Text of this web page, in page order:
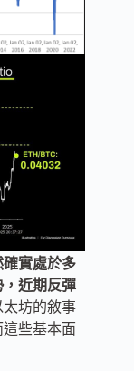
實處於多
近期反彈
太坊的敘事
些基本面